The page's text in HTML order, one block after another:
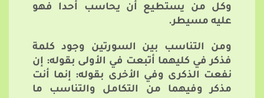
وكل من يستطيع أن يحاسب أحدا فهو
عليه مسيطر.
ومن التناسب بين السورتين وجود كلمة
فذكر في كليهما أتبعت في الأولى بقوله: إن
نفعت الذكرى وفي الأخرى بقوله: إنما أنت
مذكر وفيهما من التكامل والتناسب ما